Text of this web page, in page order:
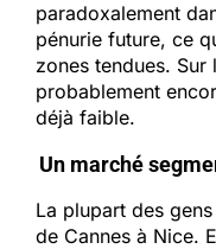
paradoxalement
pénurie future, ce
zones tendues. Sur
probablement
déjà faible.
Un marché
La plupart des
de Cannes à Nice.